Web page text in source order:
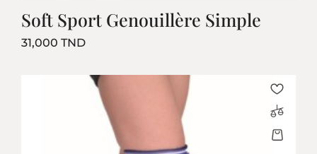
Soft Sport Genouillère Simple
31,000 TNDPrix